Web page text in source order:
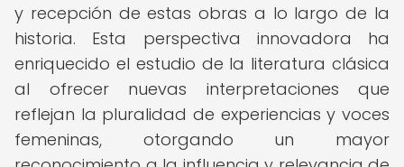
y recepción de estas obras a lo largo de la
historia. Esta perspectiva innovadora ha
enriquecido el estudio de la literatura clásica
al ofrecer nuevas interpretaciones que
reflejan la pluralidad de experiencias y voces
femeninas, otorgando un mayor